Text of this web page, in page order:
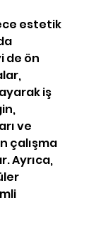
estetik
de ön
iş
ve
çalışma
Ayrıca,